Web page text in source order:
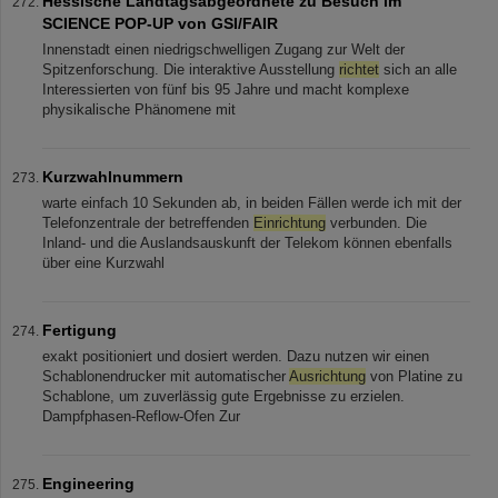
SCIENCE POP-UP von GSI/FAIR
Innenstadt einen niedrigschwelligen Zugang zur Welt der
Spitzenforschung. Die interaktive Ausstellung richtet sich an alle
Interessierten von fünf bis 95 Jahre und macht komplexe
physikalische Phänomene mit
Kurzwahlnummern
warte einfach 10 Sekunden ab, in beiden Fällen werde ich mit der
Telefonzentrale der betreffenden Einrichtung verbunden. Die
Inland- und die Auslandsauskunft der Telekom können ebenfalls
über eine Kurzwahl
Fertigung
exakt positioniert und dosiert werden. Dazu nutzen wir einen
Schablonendrucker mit automatischer Ausrichtung von Platine zu
Schablone, um zuverlässig gute Ergebnisse zu erzielen.
Dampfphasen-Reflow-Ofen Zur
Engineering